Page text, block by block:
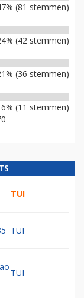
(81 stemmen)
(42 stemmen)
(36 stemmen)
6% (11 stemmen)
TUI
TUI
TUI